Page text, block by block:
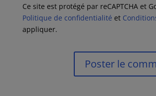
Ce site est protégé par reCAPTCHA et
Politique de confidentialité et
appliquer.